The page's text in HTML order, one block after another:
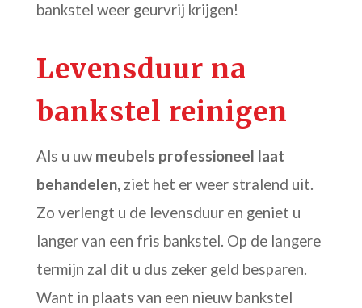
bankstel weer geurvrij krijgen!
Levensduur na
bankstel reinigen
Als u uw meubels professioneel laat
behandelen,ziet het er weer stralend uit.
Zo verlengt u de levensduur en geniet u
langer van een fris bankstel. Op de langere
termijn zal dit u dus zeker geld besparen.
Want in plaats van een nieuw bankstel